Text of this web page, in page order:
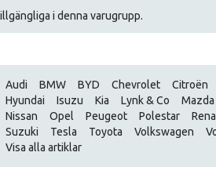
i denna varugrupp.
Audi BMW BYD Chevrolet Citroën
Hyundai
Isuzu Kia Lynk & Co Mazda
Nissan
Opel Peugeot Polestar
Suzuki
Tesla Toyota Volkswagen
Visa alla artiklar